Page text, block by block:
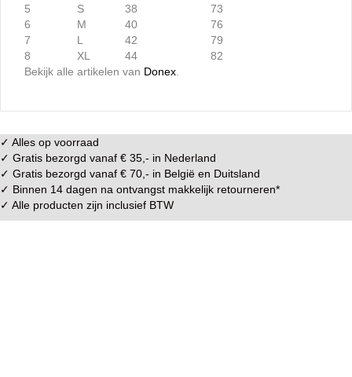
5
S 38
73
6
M 40
76
7
L 42
79
8
XL 44
82
Bekijk alle artikelen van Donex
✓ Alles op voorraad
✓ Gratis bezorgd vanaf € 35,- in Nederland
✓ Gratis bezorgd vanaf € 70,- in België en Duitsland
✓ Binnen 14 dagen na ontvangst makkelijk retourneren*
✓ Alle producten zijn inclusief BTW